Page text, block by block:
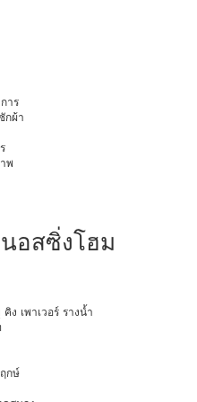
าร
กผ้า
พ
อสซิ่งโฮม
ง เพาเวอร์ รางน้ำ
กษ์